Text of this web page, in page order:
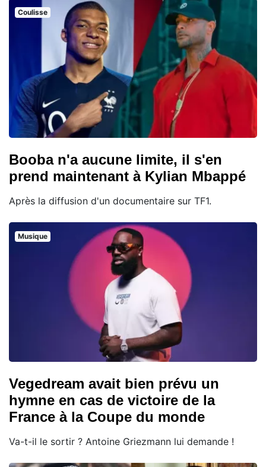
Coulisse
Booba n'a aucune limite, il s'en
prend maintenant à Kylian Mbappé
Après la diffusion d'un documentaire sur TF1.
Musique
Vegedream avait bien prévu un
hymne en cas de victoire de la
France à la Coupe du monde
Va-t-il le sortir ? Antoine Griezmann lui demande !